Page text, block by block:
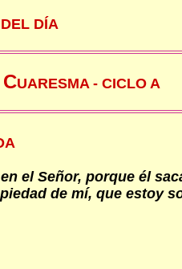
DÍA
UARESMA - CICLO A
el Señor, porque él
de mí, que estoy